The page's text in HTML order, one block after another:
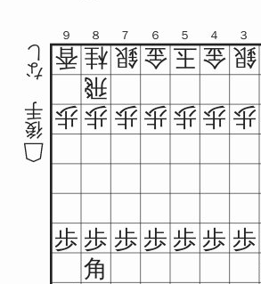
９ ８ ７ ６ ５ ４ ３
香 桂 銀 金 玉 金 銀
飛
歩 歩 歩 歩 歩 歩 歩
歩 歩 歩 歩 歩 歩 歩
角
し
な
手
後